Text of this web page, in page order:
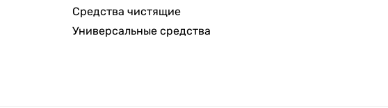
Watashi
Domestos
Средства чистящие
Универсальные средства